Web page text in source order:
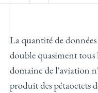
La quantité de
double quasiment tous
domaine de l'aviation
produit des pétaoctets